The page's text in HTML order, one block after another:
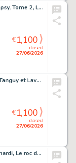
MARINI, Enrico (né en 1969) Gipsy, Tome 2, Les feux...
closed
27/06/2026
€1,100
SERRES, Patrice (1946-2023) Tanguy et Laverdure, Tome...
closed
27/06/2026
€1,100
PAAPE, Eddy (1920-2012) Valhardi, Le roc du diable,...